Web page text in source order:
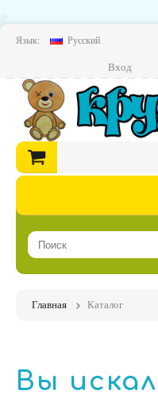
Язык: Русский
Вход
Главная Каталог
Вы